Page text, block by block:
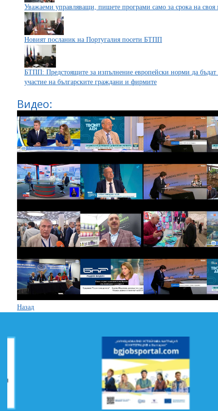
Уважаеми управляващи, пишете програми само за срока на своя
Новият посланик на Португалия посети БТПП
БТПП: Предстоящите за изпълнение европейски норми да
участие на българските граждани и фирмите
Видео:
Назад